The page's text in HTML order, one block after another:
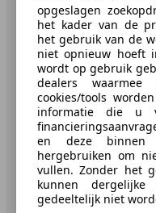
Over AutoScout24
Pers
Disclaimer
Wettelijke rechten
Privacy
Media
opgeslagen
het kader van de
het gebruik van de
niet opnieuw hoeft
wordt op gebruik
dealers
cookies/tools
informatie die u
en deze binnen
hergebruiken om
vullen. Zonder het
kunnen
gedeeltelijk niet